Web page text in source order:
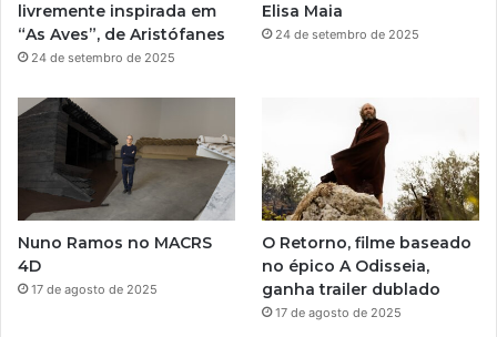
livremente inspirada em
“As Aves”, de Aristófanes
24 de setembro de 2025
Elisa Maia
24 de setembro de 2025
Nuno Ramos no MACRS
4D
17 de agosto de 2025
O Retorno, filme baseado
no épico A Odisseia,
ganha trailer dublado
17 de agosto de 2025